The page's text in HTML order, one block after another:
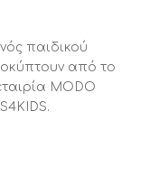
παιδικού
από το
MODO